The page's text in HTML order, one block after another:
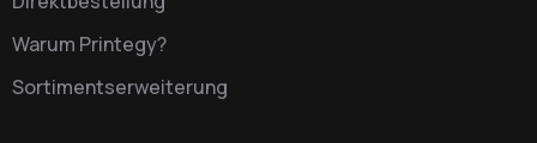
Warum Printegy?
Sortimentserweiterung